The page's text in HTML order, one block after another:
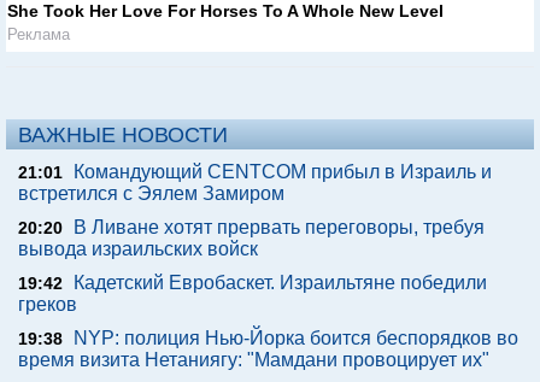
She Took Her Love For Horses To A Whole New Level
Реклама
ВАЖНЫЕ НОВОСТИ
21:01
Командующий CENTCOM прибыл в Израиль и
встретился с Эялем Замиром
20:20
В Ливане хотят прервать переговоры, требуя
вывода израильских войск
19:42
Кадетский Евробаскет. Израильтяне победили
греков
19:38
NYP: полиция Нью-Йорка боится беспорядков во
время визита Нетаниягу: "Мамдани провоцирует их"